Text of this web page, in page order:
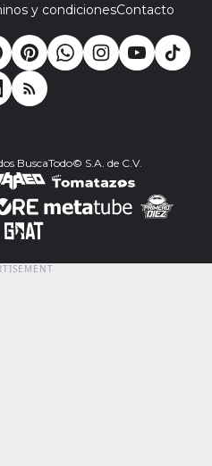
y condicionesContacto
BuscaTodo© S.A. de C.V.